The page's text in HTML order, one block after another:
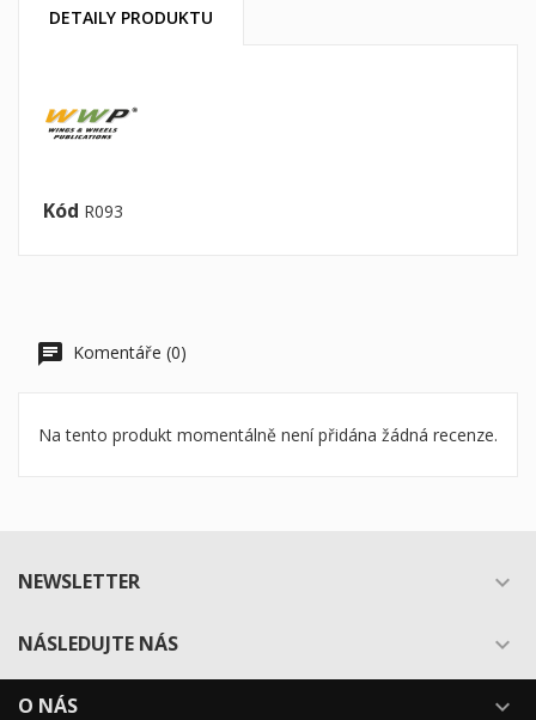
DETAILY PRODUKTU
Kód R093
Komentáře (0)
Na tento produkt momentálně není přidána žádná recenze.
NEWSLETTER 
NÁSLEDUJTE NÁS 
O NÁS 